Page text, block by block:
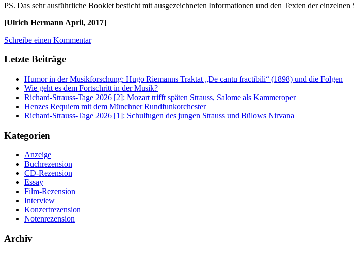
PS. Das sehr ausführliche Booklet besticht mit ausgezeichneten Informationen und den Texten der
[Ulrich Hermann April, 2017]
Schreibe einen Kommentar
Letzte Beiträge
Humor in der Musikforschung: Hugo Riemanns Traktat „De cantu fractibili“ (1898) und die Folgen
Wie geht es dem Fortschritt in der Musik?
Richard-Strauss-Tage 2026 [2]: Mozart trifft späten Strauss, Salome als Kammeroper
Henzes Requiem mit dem Münchner Rundfunkorchester
Richard-Strauss-Tage 2026 [1]: Schulfugen des jungen Strauss und Bülows Nirvana
Kategorien
Anzeige
Buchrezension
CD-Rezension
Essay
Film-Rezension
Interview
Konzertrezension
Notenrezension
Archiv